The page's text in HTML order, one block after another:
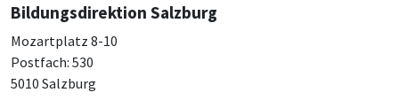
Bildungsdirektion Salzburg
Mozartplatz 8-10
Postfach: 530
5010 Salzburg